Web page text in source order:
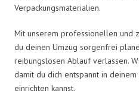
Verpackungsmaterialien.
Mit unserem professionellen und
du deinen Umzug sorgenfrei
reibungslosen Ablauf verlassen.
damit du dich entspannt in
einrichten kannst.